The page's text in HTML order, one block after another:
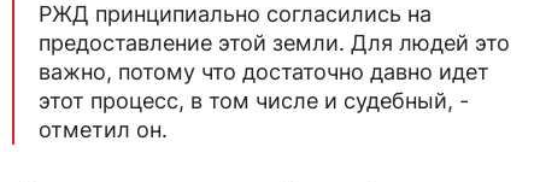
РЖД принципиально согласились на
предоставление этой земли. Для людей это
важно, потому что достаточно давно идет
этот процесс, в том числе и судебный, -
отметил он.